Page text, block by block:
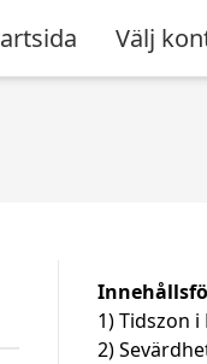
Välj
1)Tidszon i
2)